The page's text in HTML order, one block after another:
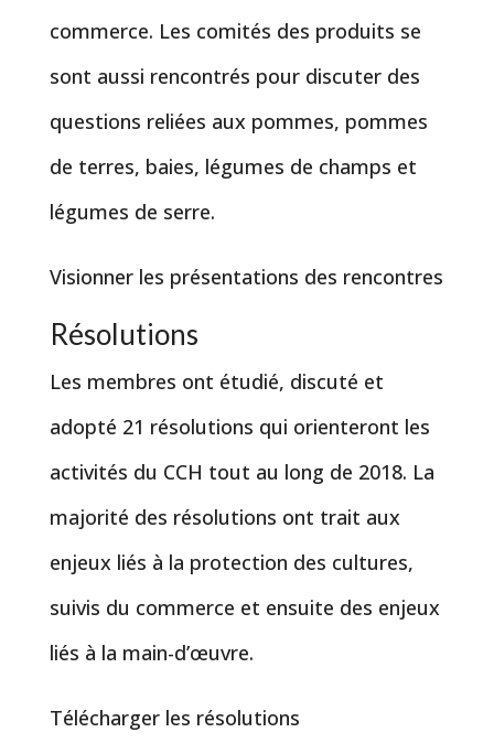
commerce. Les comités des produits se
sont aussi rencontrés pour discuter des
questions reliées aux pommes, pommes
de terres, baies, légumes de champs et
légumes de serre.
Visionner les présentations des rencontres
Résolutions
Les membres ont étudié, discuté et
adopté 21 résolutions qui orienteront les
activités du CCH tout au long de 2018. La
majorité des résolutions ont trait aux
enjeux liés à la protection des cultures,
suivis du commerce et ensuite des enjeux
liés à la main-d’œuvre.
Télécharger les résolutions